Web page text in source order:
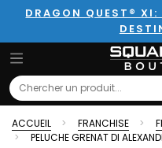
DRAGON QUEST® XI:
Search
ACCUEIL FRANCHISE
PELUCHE GRENAT DI